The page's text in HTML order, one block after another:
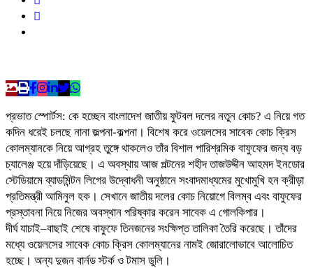
প্রভাত স্পোর্টস: কে হচ্ছেন বাংলাদেশ জাতীয় ফুটবল দলের নতুন কোচ? এ নিয়ে গত
কদিন ধরেই চলছে নানা জল্পনা-কল্পনা। বিশেষ করে ওয়েলসের সাবেক কোচ ক্রিস
কোলম্যানকে নিয়ে আগ্রহ তুঙ্গে থাকলেও তাঁর বিশাল পারিশ্রমিক বাফুফের জন্য বড়
চ্যালেঞ্জ হয়ে দাঁড়িয়েছে। ‎এ অবস্থায় আজ পল্টনের শহীদ তাজউদ্দীন আহমদ ইনডোর
স্টেডিয়ামে ব্যাডমিন্টন লিগের উদ্বোধনী অনুষ্ঠানে সংবাদমাধ্যমের মুখোমুখি হন ক্রীড়া
প্রতিমন্ত্রী আমিনুল হক। সেখানে জাতীয় দলের কোচ নিয়োগে বিলম্ব এবং বাফুফের
প্রস্তাবনা নিয়ে নিজের অবস্থান পরিষ্কার করেন সাবেক এ গোলকিপার।
‎‎দীর্ঘ যাচাই–বাছাই শেষে বাফুফে তিনজনের সংক্ষিপ্ত তালিকা তৈরি করেছে। তাঁদের
মধ্যে ওয়েলসের সাবেক কোচ ক্রিস কোলম্যানের নামই জোরালোভাবে আলোচিত
হচ্ছে। অন্য দুজন বার্নড স্টর্ক ও টমাস ডুলি।